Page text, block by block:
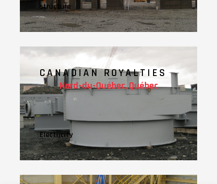
structure
CANADIAN ROYALTIES
Nord-du-Québec, Québec
Electricity